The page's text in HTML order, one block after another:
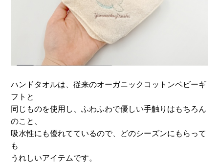
ハンドタオルは、従来のオーガニックコットンベビーギ
フトと
同じものを使用し、ふわふわで優しい手触りはもちろん
のこと、
吸水性にも優れてているので、どのシーズンにもらって
も
うれしいアイテムです。